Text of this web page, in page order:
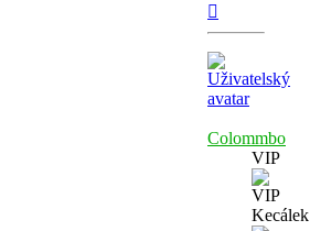
Colommbo
VIP
Kecálek